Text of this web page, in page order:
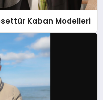
Kaban Modelleri